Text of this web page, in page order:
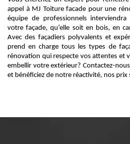
appel à MJ Toiture facade pour une
équipe de professionnels
votre façade, qu’elle soit en bois, en
Avec des façadiers polyvalents et
prend en charge tous les types de
rénovation qui respecte vos attentes et
embellir votre extérieur? Contactez-
et bénéficiez de notre réactivité, nos prix